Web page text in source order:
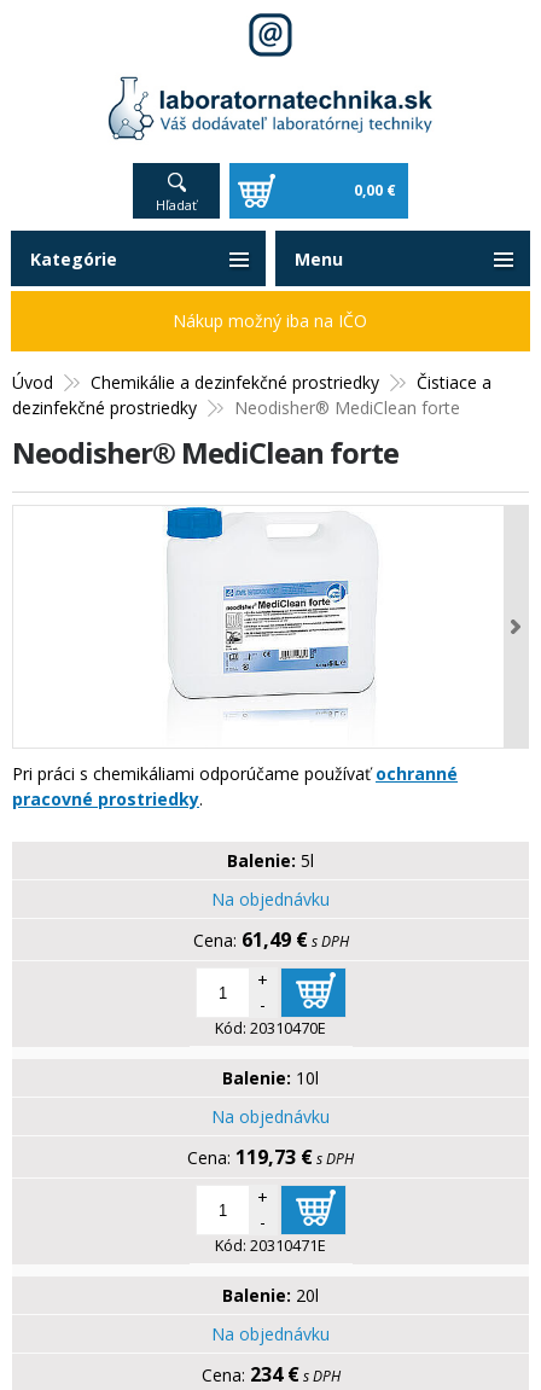
Hľadať
0,00 €
Úvod Chemikálie a dezinfekčné prostriedky
Čistiace a
dezinfekčné prostriedky
Neodisher® MediClean forte
Neodisher® MediClean forte
Pri práci s chemikáliami odporúčame používaťochranné
pracovné prostriedky.
Balenie: 5l
Na objednávku
61,49 € s DPH
+
-
Kód: 20310470E
Balenie: 10l
Na objednávku
119,73 €s DPH
+
-
Kód: 20310471E
Balenie: 20l
Na objednávku
234 € s DPH
Kategórie
Nákup možný iba na IČO
Menu